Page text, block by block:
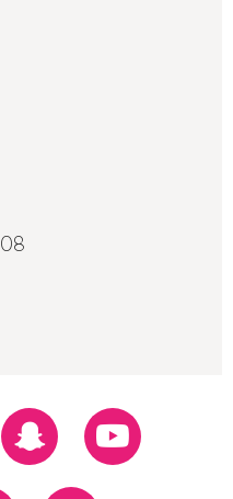
SnapchatYoutube